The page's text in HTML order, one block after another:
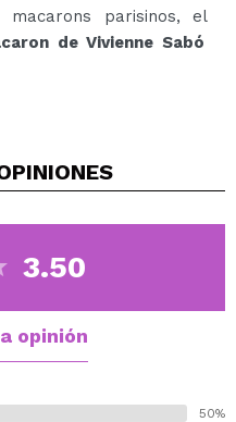
parisinos, el
de Vivienne Sabó
este colorete
Peach, 02 Cool Pink, 03
brindan una frescura
macarons franceses.
tu imagen en
3.50
opinión
50%